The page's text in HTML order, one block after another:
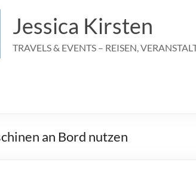
Jessica Kirsten
TRAVELS & EVENTS – REISEN,
an Bord nutzen